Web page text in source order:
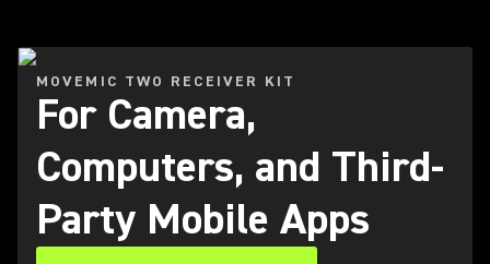
MOVEMIC TWO RECEIVER KIT
For Camera,
Computers, and Third-
Party Mobile Apps